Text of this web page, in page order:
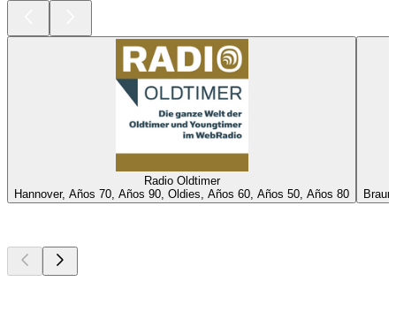
Radio Oldtimer
Hannover, Años 70, Años 90, Oldies, Años 60, Años 50, Años 80